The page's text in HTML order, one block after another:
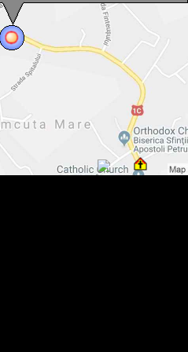
, Foto: WR